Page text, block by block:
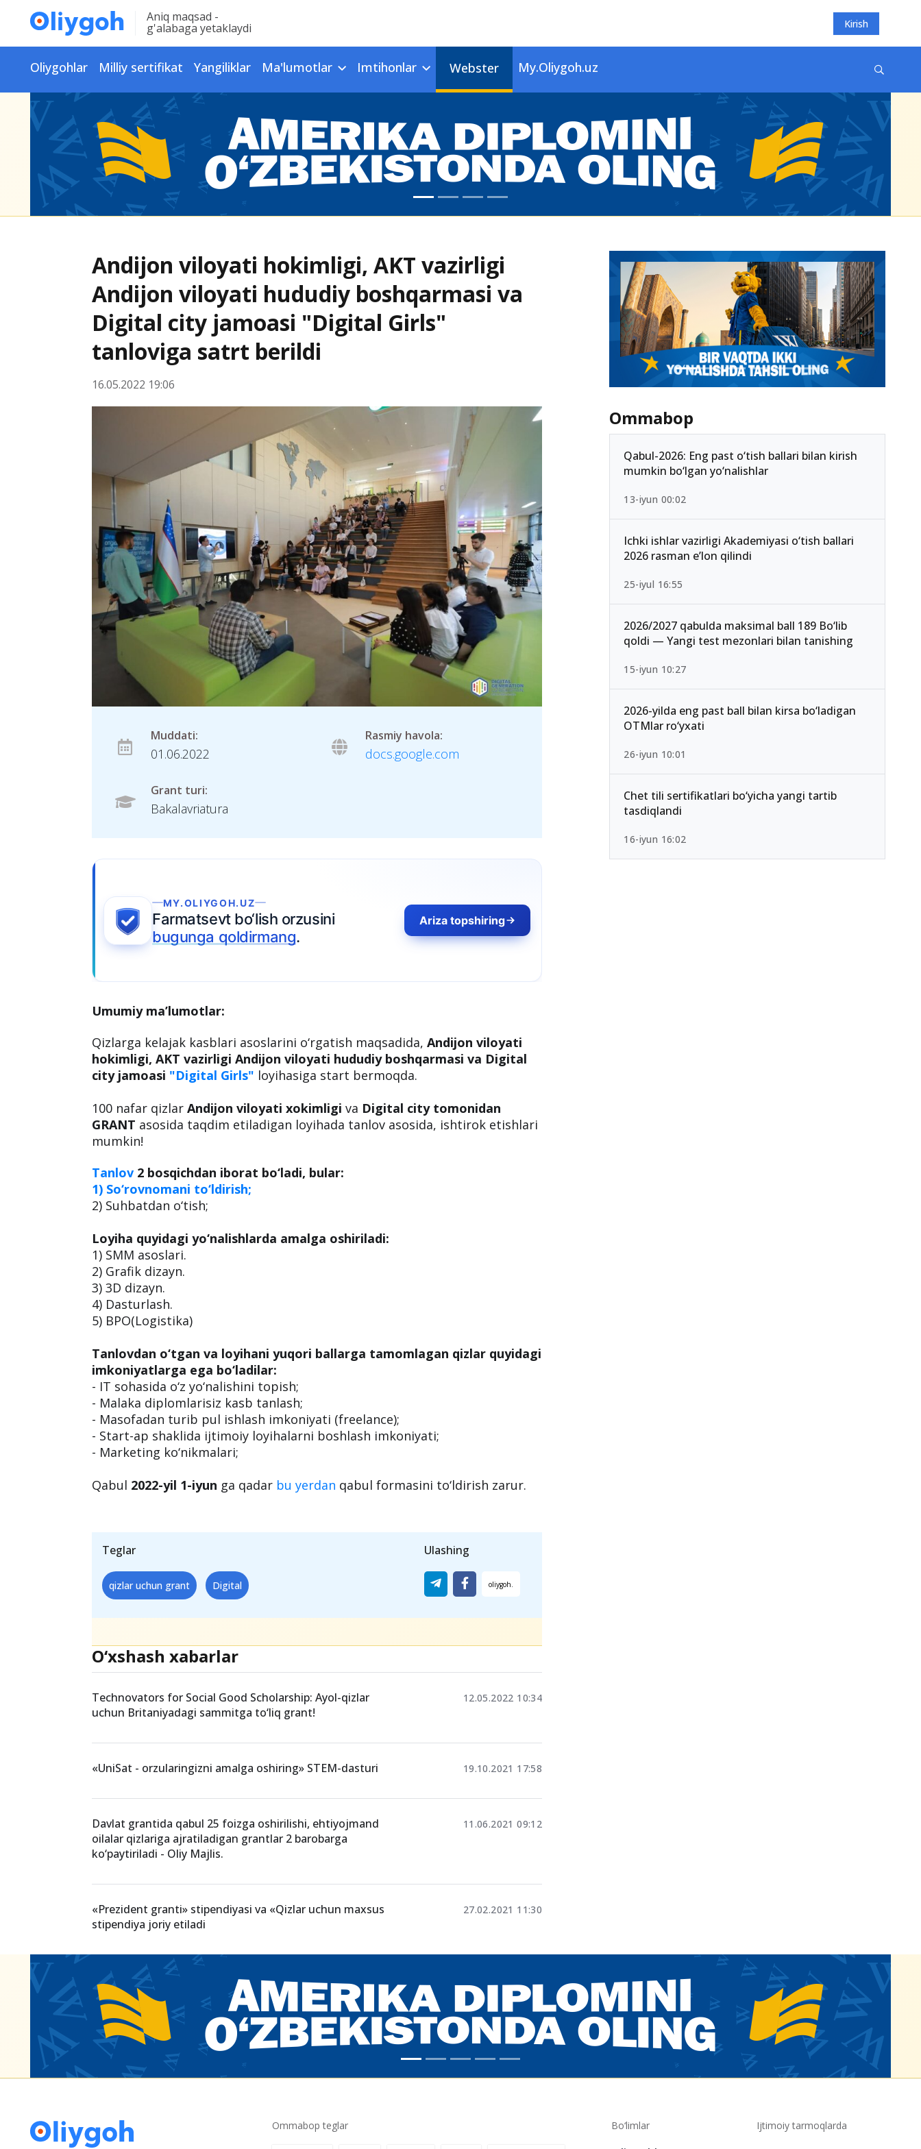
Aniq maqsad -
g'alabaga yetaklaydi Kirish
Oliygohlar Milliy sertifikat Yangiliklar Ma'lumotlar Imtihonlar Webster My.Oliygoh.uz
Andijon viloyati hokimligi, AKT vazirligi
Andijon viloyati hududiy boshqarmasi va
Digital city jamoasi "Digital Girls"
tanloviga satrt berildi
16.05.2022 19:06
Muddati:
01.06.2022
Rasmiy havola:
docs.google.com
Grant turi:
Bakalavriatura
Ariza topshiring
Umumiy ma’lumotlar:
Qizlarga kelajak kasblari asoslarini o‘rgatish maqsadida,
city jamoasi"Digital Girls" loyihasiga start bermoqda.
100 nafar qizlarAndijon viloyati xokimligi
mumkin!
Tanlov2 bosqichdan iborat bo‘ladi, bular:
1) So‘rovnomani to‘ldirish;
2) Suhbatdan o‘tish;
1) SMM asoslari.
2) Grafik dizayn.
3) 3D dizayn.
4) Dasturlash.
5) BPO(Logistika)
Tanlovdan o‘tgan va loyihani yuqori ballarga tamomlagan qizlar quyidagi
- IT sohasida o‘z yo‘nalishini topish;
- Marketing ko‘nikmalari;
Qabul2022-yil 1-iyunga qadar qabul formasini to‘ldirish zarur.
Teglar Ulashing
Technovators for Social Good Scholarship: Ayol-qizlar
12.05.2022 10:34
Davlat grantida qabul 25 foizga oshirilishi, ehtiyojmand
ko‘paytiriladi - Oliy Majlis.
«Prezident granti» stipendiyasi va «Qizlar uchun maxsus
stipendiya joriy etiladi
27.02.2021 11:30
Ommabop
Qabul-2026: Eng past o‘tish ballari bilan kirish
mumkin bo‘lgan yo‘nalishlar
13-iyun 00:02
Ichki ishlar vazirligi Akademiyasi o‘tish ballari
2026 rasman e’lon qilindi
25-iyul 16:55
2026/2027 qabulda maksimal ball 189 Bo‘lib
qoldi — Yangi test mezonlari bilan tanishing
15-iyun 10:27
2026-yilda eng past ball bilan kirsa bo‘ladigan
OTMlar ro‘yxati
26-iyun 10:01
Chet tili sertifikatlari bo‘yicha yangi tartib
tasdiqlandi
16-iyun 16:02